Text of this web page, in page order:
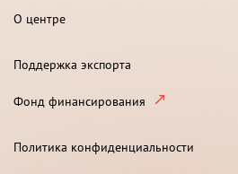
О центре
Поддержка экспорта
Фонд финансирования
Политика конфиденциальности